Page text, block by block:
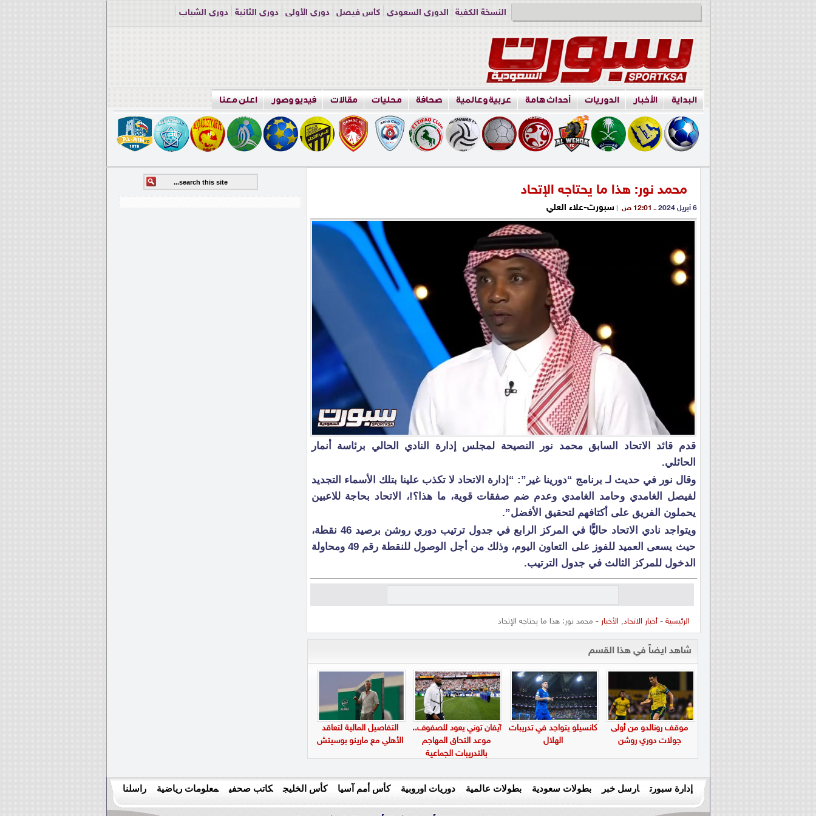
النسخة الكفية الدوري السعودي كأس فيصل دوري الأولى دوري الثانية
دوري الشباب
البداية الأخبار الدوريات أحداث هامة عربية وعالمية صحافة محليات مقالات فيديو وصور اعلن معنا
محمد نور: هذا ما يحتاجه الإتحاد
6 أبريل 2024 ــ 12:01 ص | سبورت-علاء العلي
قدم قائد الاتحاد السابق محمد نور النصيحة لمجلس إدارة النادي الحالي برئاسة أنمار
الحائلي.
وقال نور في حديث لـ برنامج “دورينا غير”: “إدارة الاتحاد لا تكذب علينا بتلك الأسماء التجديد
لفيصل الغامدي وحامد الغامدي وعدم ضم صفقات قوية، ما هذا؟!، الاتحاد بحاجة للاعبين
يحملون الفريق على أكتافهم لتحقيق الأفضل”.
ويتواجد نادي الاتحاد حاليًّا في المركز الرابع في جدول ترتيب دوري روشن برصيد 46 نقطة،
حيث يسعى العميد للفوز على التعاون اليوم، وذلك من أجل الوصول للنقطة رقم 49 ومحاولة
الدخول للمركز الثالث في جدول الترتيب.
الرئيسية -أخبار الاتحاد, الأخبار - محمد نور: هذا ما يحتاجه الإتحاد
شاهد ايضاً في هذا القسم
موقف رونالدو من أولى
جولات دوري روشن
كانسيلو يتواجد في تدريبات
الهلال
آيفان توني يعود للصفوف..
موعد التحاق المهاجم
بالتدريبات الجماعية
التفاصيل المالية لتعاقد
الأهلي مع مارينو بوسيتش
إدارة سبورت ارسل خبر بطولات سعودية بطولات عالمية دوريات اوروبية كأس أمم آسيا كأس الخليج كاتب صحفي معلومات رياضية راسلنا